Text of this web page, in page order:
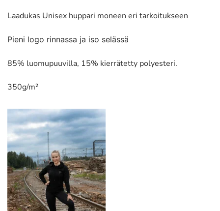
Laadukas Unisex huppari moneen eri tarkoitukseen
Pieni logo rinnassa ja iso selässä
85% luomupuuvilla, 15% kierrätetty polyesteri.
350g/m²